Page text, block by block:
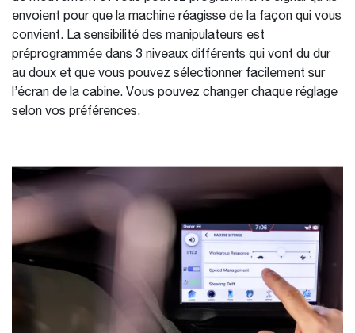
envoient pour que la machine réagisse de la façon qui vous
convient. La sensibilité des manipulateurs est
préprogrammée dans 3 niveaux différents qui vont du dur
au doux et que vous pouvez sélectionner facilement sur
l’écran de la cabine. Vous pouvez changer chaque réglage
selon vos préférences.